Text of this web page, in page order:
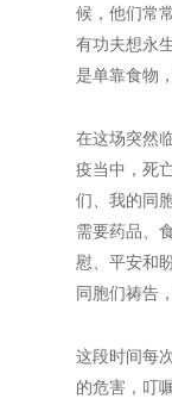
候，他们常
有功夫想永
是单靠食物
在这场突然
疫当中，死
们、我的同
需要药品、
慰、平安和
同胞们祷告
这段时间每
的危害，叮